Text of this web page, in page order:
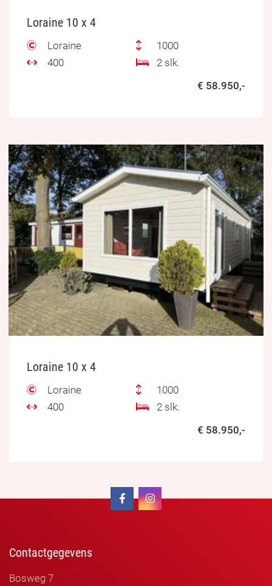
Loraine 10 x 4
Loraine
1000
400
2 slk.
€ 58.950,-
Loraine 10 x 4
Loraine
1000
400
2 slk.
€ 58.950,-
Contactgegevens
Bosweg 7